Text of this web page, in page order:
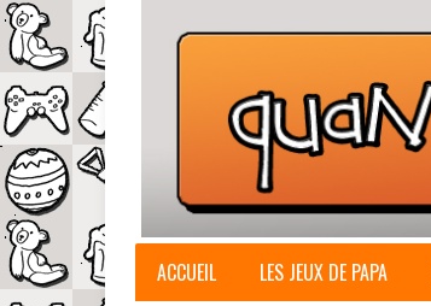
ACCUEIL LES JEUX DE PAPA